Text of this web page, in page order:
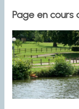
Page en cours